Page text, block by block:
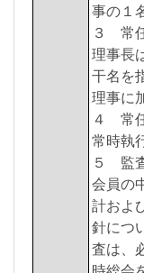
事の１
３ 常
理事長
干名を
理事に
４ 常
常時執
５ 監
会員の
計およ
針につ
査は、